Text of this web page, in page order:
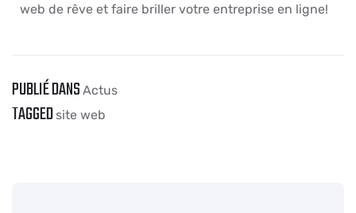
web de rêve et faire briller votre entreprise en ligne!
PUBLIÉ DANS Actus
TAGGEDsite web